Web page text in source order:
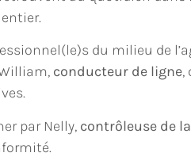
du milieu de
conducteur de ligne,
par Nelly, contrôleuse de